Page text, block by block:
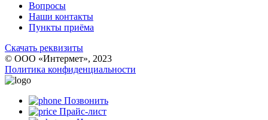
Вопросы
Наши контакты
Пункты приёма
Скачать реквизиты
© ООО «Интермет», 2023
Политика конфиденциальности
Позвонить
Прайс-лист